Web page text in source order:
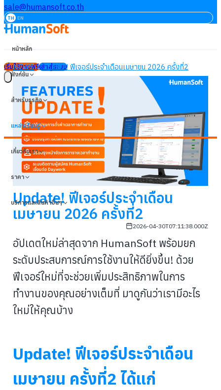
sale@humansoft.co.th
TH EN
หน้าหลัก
ฟังก์ชัน
สำหรับธุรกิจ
แหล่งเรียนรู้
เกี่ยวกับเรา
ราคา
บริการและสินค้าอื่นๆ
เริ่มใช้งานฟรีเข้าสู่ระบบ
NEWS Update! ฟีเจอร์ประจำเดือนเมษายน 2026 ครั้งที่2
Update! ฟีเจอร์ประจำเดือน
เมษายน 2026 ครั้งที่2
2026-04-30T07:11:38.000Z
อัปเดตใหม่ล่าสุดจาก HumanSoft พร้อมยก
ระดับประสบการณ์การใช้งานให้ดียิ่งขึ้น! ด้วย
ฟีเจอร์ใหม่ที่จะช่วยเพิ่มประสิทธิภาพในการ
ทำงานของคุณอย่างเต็มที่ มาดูกันว่าเรามีอะไร
ใหม่ให้คุณบ้าง
Update! ฟีเจอร์ประจำเดือน
เมษายน ครั้งที่2 ได้แก่